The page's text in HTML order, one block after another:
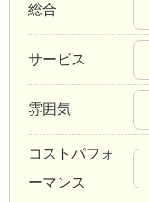
総合
サービス
雰囲気
コストパフォ
ーマンス